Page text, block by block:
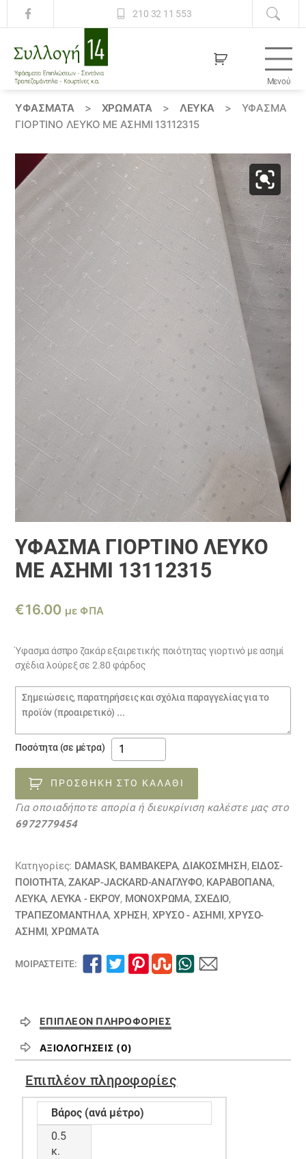
210 32 11 553
14
Μενού
ΥΦΆΣΜΑΤΑ > ΧΡΏΜΑΤΑ > ΛΕΥΚΑ >
ΎΦΑΣΜΑ
ΓΙΟΡΤΙΝΌ ΛΕΥΚΌ ΜΕ ΑΣΗΜΊ 13112315
ΎΦΑΣΜΑ ΓΙΟΡΤΙΝΌ ΛΕΥΚΌ
ΜΕ ΑΣΗΜΊ 13112315
€16.00 με ΦΠΑ
Ύφασμα άσπρο ζακάρ εξαιρετικής ποιότητας γιορτινό με ασημί
σχέδια λούρεξ σε 2.80 φάρδος
Σημειώσεις
παραγγελίας
Ποσότητα (σε μέτρα)
ύφασμα
γιορτινό
λευκό
με
ασημί
ΠΡΟΣΘΉΚΗ ΣΤΟ ΚΑΛΆΘΙ
Για οποιαδήποτε απορία ή διευκρίνιση καλέστε μας στο
6972779454
Κατηγορίες: DAMASK, ΒΑΜΒΑΚΕΡΆ, ΔΙΑΚΟΣΜΗΣΗ , ΕΙΔΟΣ-
ΠΟΙΟΤΗΤΑ,ΖΑΚΆΡ-JACKARD-ΑΝΆΓΛΥΦΟ, ΚΑΡΑΒΌΠΑΝΑ,
ΛΕΥΚΑ, ΛΕΥΚΑ - ΕΚΡΟΥ, ΜΟΝΌΧΡΩΜΑ, ΣΧΕΔΙΟ,
ΤΡΑΠΕΖΟΜΆΝΤΗΛΑ,ΧΡΗΣΗ , ΧΡΥΣΟ - ΑΣΗΜΙ ,ΧΡΥΣΟ-
ΑΣΗΜΙ , ΧΡΏΜΑΤΑ
ΜΟΙΡΑΣΤΕΊΤΕ:
ΕΠΙΠΛΈΟΝ ΠΛΗΡΟΦΟΡΊΕΣ
ΑΞΙΟΛΟΓΉΣΕΙΣ (0)
Επιπλέον πληροφορίες
Βάρος (ανά μέτρο)
0.5
κ.